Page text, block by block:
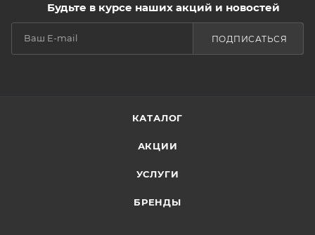
Будьте в курсе наших акций и новостей
ПОДПИСАТЬСЯ
КАТАЛОГ
АКЦИИ
УСЛУГИ
БРЕНДЫ